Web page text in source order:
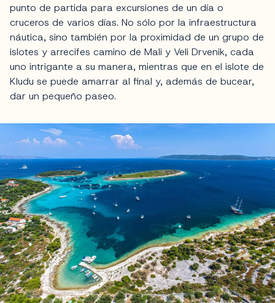
punto de partida para excursiones de un día o
cruceros de varios días. No sólo por la infraestructura
náutica, sino también por la proximidad de un grupo de
islotes y arrecifes camino de Mali y Veli Drvenik, cada
uno intrigante a su manera, mientras que en el islote de
Kludu se puede amarrar al final y, además de bucear,
dar un pequeño paseo.